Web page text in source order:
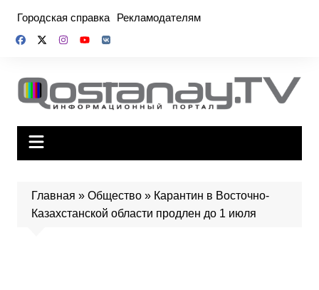
содержимому
Городская справка Рекламодателям
Главная » Общество» Карантин в Восточно-
Казахстанской области продлен до 1 июля